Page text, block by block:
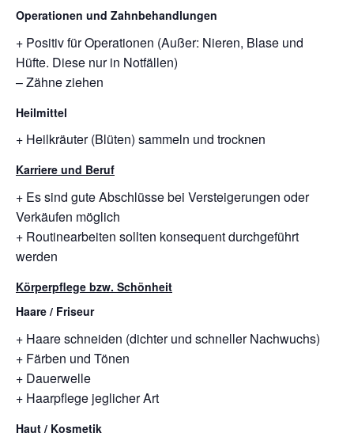
Operationen und Zahnbehandlungen
+ Positiv für Operationen (Außer: Nieren, Blase und
Hüfte. Diese nur in Notfällen)
– Zähne ziehen
Heilmittel
+ Heilkräuter (Blüten) sammeln und trocknen
Karriere und Beruf
+ Es sind gute Abschlüsse bei Versteigerungen oder
Verkäufen möglich
+ Routinearbeiten sollten konsequent durchgeführt
werden
Körperpflege bzw. Schönheit
Haare / Friseur
+ Haare schneiden (dichter und schneller Nachwuchs)
+ Färben und Tönen
+ Dauerwelle
+ Haarpflege jeglicher Art
Haut / Kosmetik